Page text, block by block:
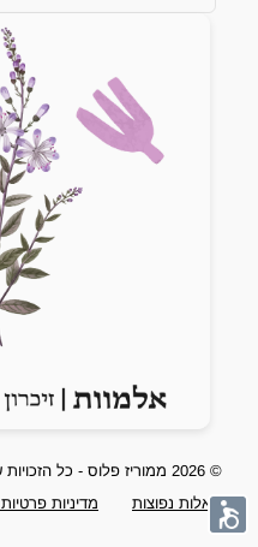
© 2026 ממוריז פלוס - כל הזכויות שמורות
שאלות נפוצות
מדיניות פרטיות